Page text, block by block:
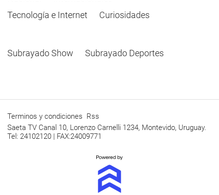
Tecnología e Internet
Curiosidades
Subrayado Show Subrayado Deportes
Terminos y condiciones Rss
Saeta TV Canal 10, Lorenzo Carnelli 1234, Montevido, Uruguay.
Tel: 24102120 | FAX:24009771